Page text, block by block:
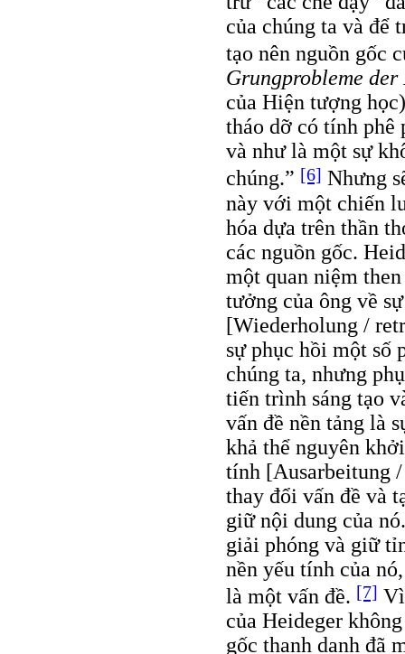
của chúng ta và để
tạo nên nguồn gốc
Grungprobleme
của Hiện tượng
tháo dỡ có tính phê
và như là một sự
chúng.” [6] Nhưng
này với một chiến
hóa dựa trên thần
các nguồn gốc.
một quan niệm
tưởng của ông về
[Wiederholung /
sự phục hồi một số
chúng ta, nhưng
tiến trình sáng tạo
vấn đề nền tảng là
khả thể nguyên
tính [Ausarbeitung
thay đổi vấn đề và
giữ nội dung của
giải phóng và giữ
nền yếu tính của
là một vấn đề. [7]
của Heideger
gốc thanh danh đã